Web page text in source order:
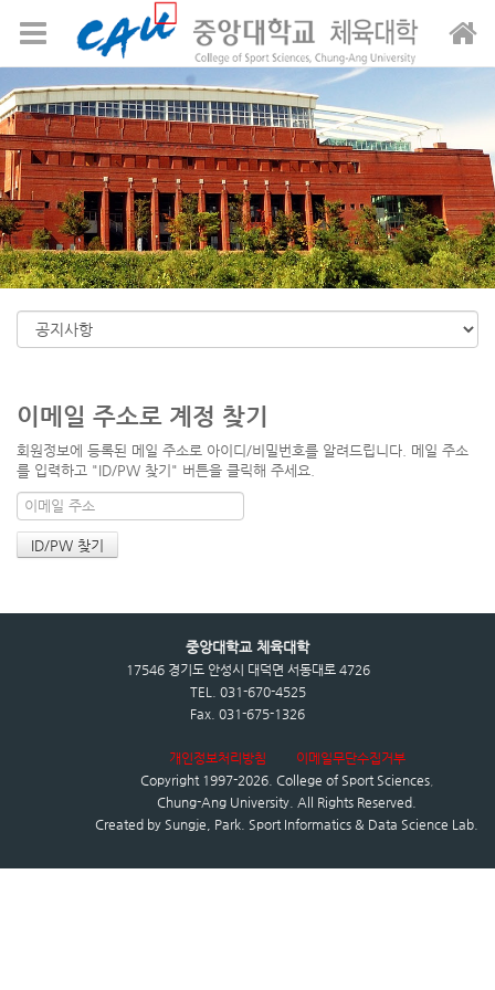
메뉴 건너뛰기
이메일 주소로 계정 찾기
회원정보에 등록된 메일 주소로 아이디/비밀번호를 알려드립니다. 메일 주소
를 입력하고 "ID/PW 찾기" 버튼을 클릭해 주세요.
중앙대학교 체육대학
17546 경기도 안성시 대덕면 서동대로 4726
TEL. 031-670-4525
Fax. 031-675-1326
개인정보처리방침
이메일무단수집거부
Copyright 1997-2026. College of Sport Sciences,
Chung-Ang University. All Rights Reserved.
Created by Sungje, Park. Sport Informatics & Data Science Lab.